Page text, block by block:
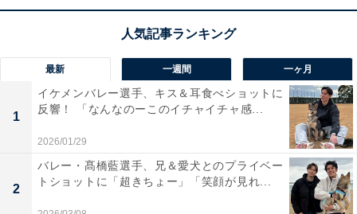
最新 一週間 一ヶ月
1
イケメンバレー選手、キス＆耳食べショットに
反響！ 「なんなのーこのイチャイチャ感...
2026/01/29
2
バレー・髙橋藍選手、兄＆愛犬とのプライベー
トショットに「超きちょー」「笑顔が見れ...